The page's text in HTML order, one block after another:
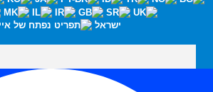
ישראל